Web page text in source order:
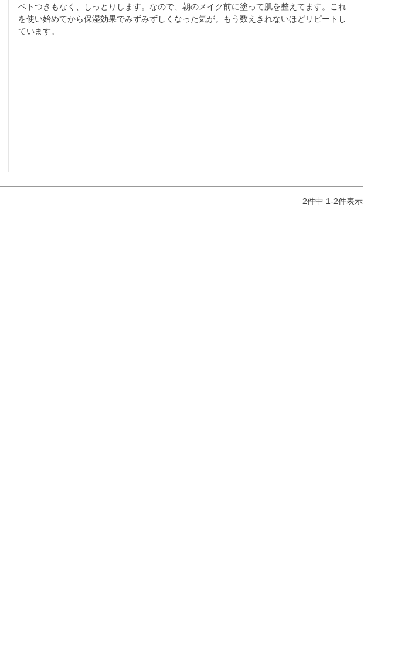
ベトつきもなく、しっとりします。なので、朝のメイク前に塗って肌を整えてます。これ
を使い始めてから保湿効果でみずみずしくなった気が。もう数えきれないほどリピートし
ています。
2件中 1-2件表示